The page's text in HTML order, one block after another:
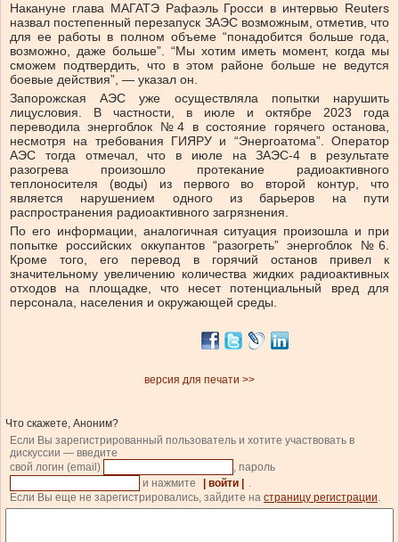
Накануне глава МАГАТЭ Рафаэль Гросси в интервью Reuters
назвал постепенный перезапуск ЗАЭС возможным, отметив, что
для ее работы в полном объеме “понадобится больше года,
возможно, даже больше”. “Мы хотим иметь момент, когда мы
сможем подтвердить, что в этом районе больше не ведутся
боевые действия”, — указал он.
Запорожская АЭС уже осуществляла попытки нарушить
лицусловия. В частности, в июле и октябре 2023 года
переводила энергоблок №4 в состояние горячего останова,
несмотря на требования ГИЯРУ и “Энергоатома”. Оператор
АЭС тогда отмечал, что в июле на ЗАЭС-4 в результате
разогрева произошло протекание радиоактивного
теплоносителя (воды) из первого во второй контур, что
является нарушением одного из барьеров на пути
распространения радиоактивного загрязнения.
По его информации, аналогичная ситуация произошла и при
попытке российских оккупантов “разогреть” энергоблок №6.
Кроме того, его перевод в горячий останов привел к
значительному увеличению количества жидких радиоактивных
отходов на площадке, что несет потенциальный вред для
персонала, населения и окружающей среды.
версия для печати >>
Что скажете, Аноним?
Если Вы зарегистрированный пользователь и хотите участвовать в
дискуссии — введите
свой логин (email)
, пароль
и нажмите
| войти |
.
Если Вы еще не зарегистрировались, зайдите на страницу регистрации.